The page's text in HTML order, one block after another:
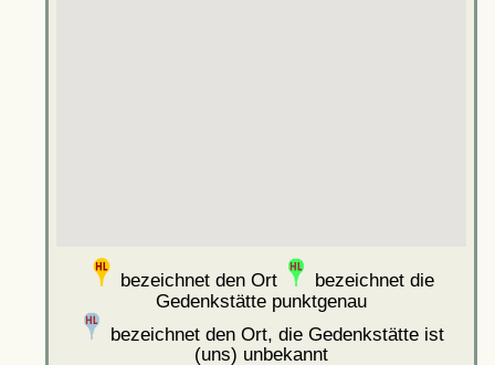
bezeichnet den Ort
bezeichnet die
Gedenkstätte punktgenau
bezeichnet den Ort, die Gedenkstätte ist
(uns) unbekannt